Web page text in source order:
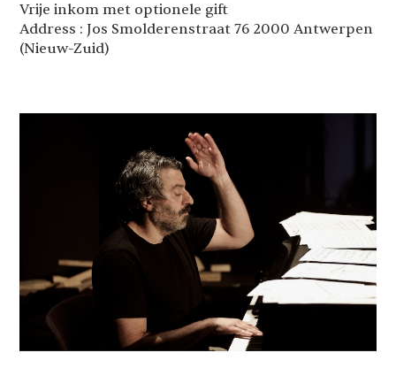
Vrije inkom met optionele gift
Address : Jos Smolderenstraat 76 2000 Antwerpen
(Nieuw-Zuid)